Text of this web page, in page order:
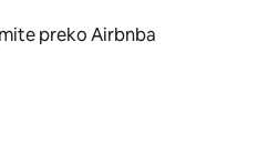
preko Airbnba